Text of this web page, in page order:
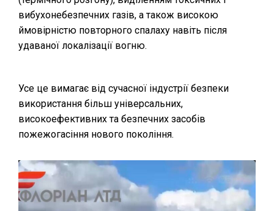
вибухонебезпечних газів, а також високою
ймовірністю повторного спалаху навіть після
удаваної локалізації вогню.
Усе це вимагає від сучасної індустрії безпеки
використання більш універсальних,
високоефективних та безпечних засобів
пожежогасіння нового покоління.